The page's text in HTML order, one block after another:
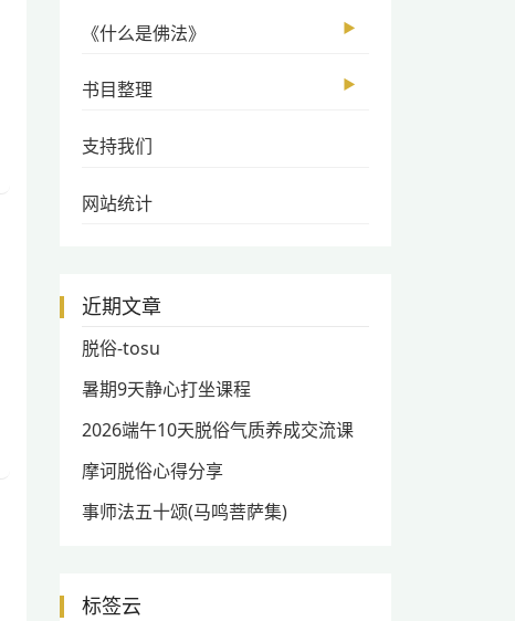
《什么是佛法》 ▶
书目整理 ▶
支持我们
网站统计
近期文章
脱俗-tosu
暑期9天静心打坐课程
2026端午10天脱俗气质养成交流课
摩诃脱俗心得分享
事师法五十颂(马鸣菩萨集)
标签云